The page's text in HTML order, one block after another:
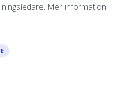
Mer information